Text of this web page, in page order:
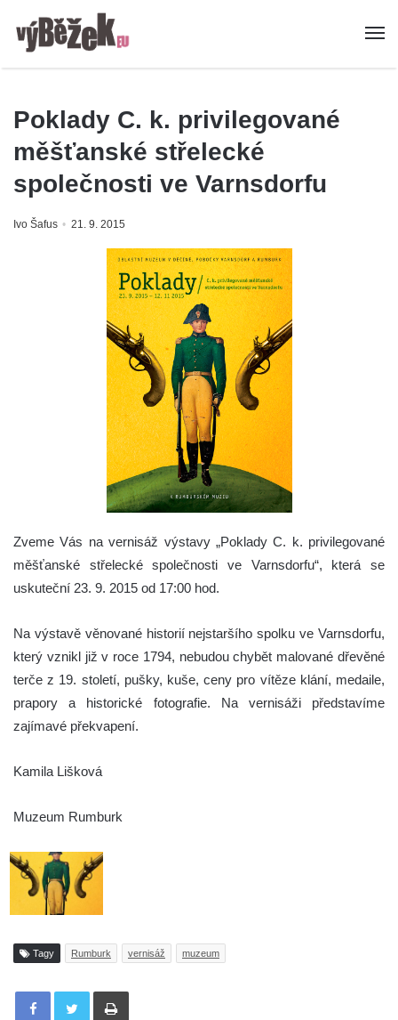
Poklady C. k. privilegované
měšťanské střelecké
společnosti ve Varnsdorfu
Ivo Šafus 21. 9. 2015
Zveme Vás na vernisáž výstavy „Poklady C. k. privilegované
měšťanské střelecké společnosti ve Varnsdorfu“, která se
uskuteční 23. 9. 2015 od 17:00 hod.
Na výstavě věnované historií nejstaršího spolku ve Varnsdorfu,
který vznikl již v roce 1794, nebudou chybět malované dřevěné
terče z 19. století, pušky, kuše, ceny pro vítěze klání, medaile,
prapory a historické fotografie. Na vernisáži představíme
zajímavé překvapení.
Kamila Lišková
Muzeum Rumburk
Tagy Rumburk vernisáž muzeum
Tisknout